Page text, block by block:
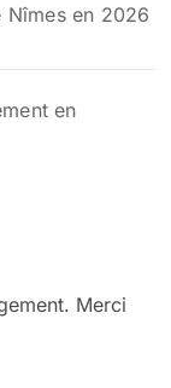
Nîmes en 2026
en
Merci